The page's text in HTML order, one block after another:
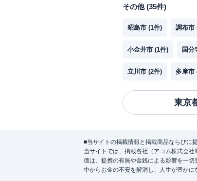
その他(35件)
昭島市 (1件) 調布市
小金井市 (1件) 国分
立川市 (2件) 多摩市
東京
■当サイトの掲載情報と掲載商品ならびに
当サイトでは、掲載各社（アコム株式会
価は、提携の有無や金銭による影響を一
中からお金の不安を解消し、人生が豊かに